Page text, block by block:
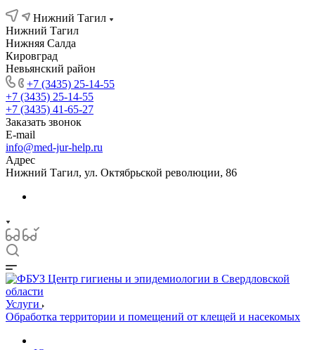
Нижний Тагил
Нижний Тагил
Нижняя Салда
Кировград
Невьянский район
+7 (3435) 25-14-55
+7 (3435) 25-14-55
+7 (3435) 41-65-27
Заказать звонок
E-mail
info@med-jur-help.ru
Адрес
Нижний Тагил, ул. Октябрьской революции, 86
Услуги
Обработка территории и помещений от клещей и насекомых